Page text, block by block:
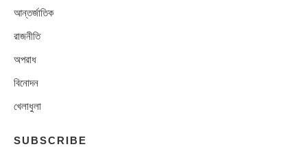
আন্তর্জাতিক
রাজনীতি
অপরাধ
বিনোদন
খেলাধুলা
SUBSCRIBE